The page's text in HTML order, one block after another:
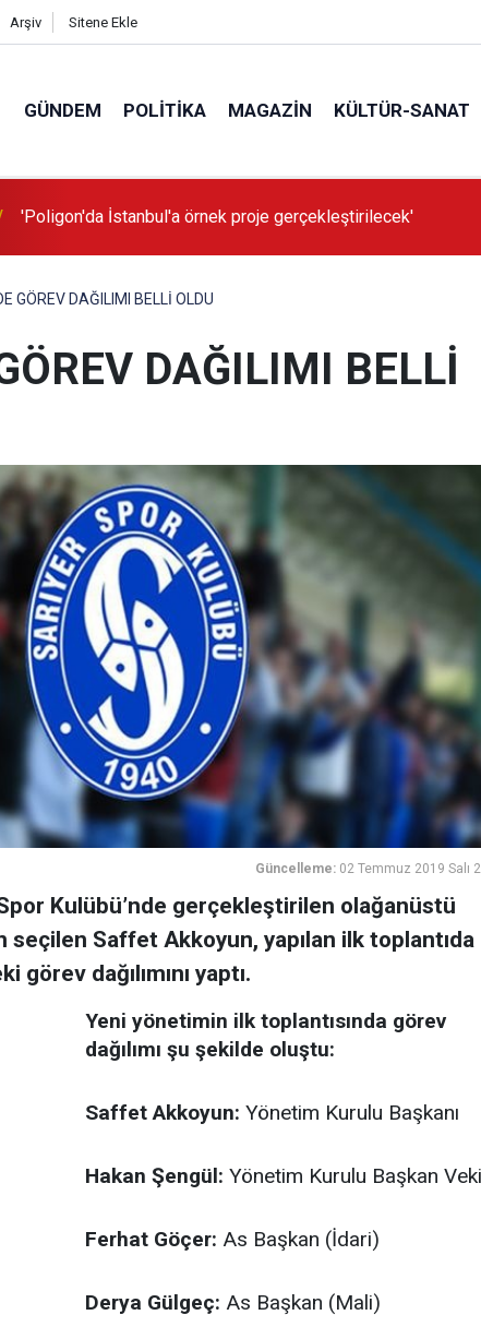
Arşiv Sitene Ekle
GÜNDEM POLITIKA MAGAZIN KÜLTÜR-SANAT
'Poligon'da İstanbul'a örnek proje gerçekleştirilecek'
GÖREV DAĞILIMI BELLİ OLDU
DAĞILIMI BELLİ
Güncelleme: 02 Temmuz 2019 Salı
Kulübü’nde gerçekleştirilen olağanüstü
Saffet Akkoyun, yapılan ilk toplantıda
dağılımını yaptı.
Yeni yönetimin ilk toplantısında görev
dağılımı şu şekilde oluştu:
Saffet Akkoyun: Yönetim Kurulu Başkanı
Hakan Şengül: Yönetim Kurulu Başkan
Ferhat Göçer: As Başkan (İdari)
Derya Gülgeç: As Başkan (Mali)